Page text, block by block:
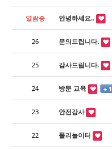
열람중 안녕하세요..
26 문의드립니다.
25 감사드립니다.
24 방문 교육 + 1
23 안전강사
22 폴리놀이터